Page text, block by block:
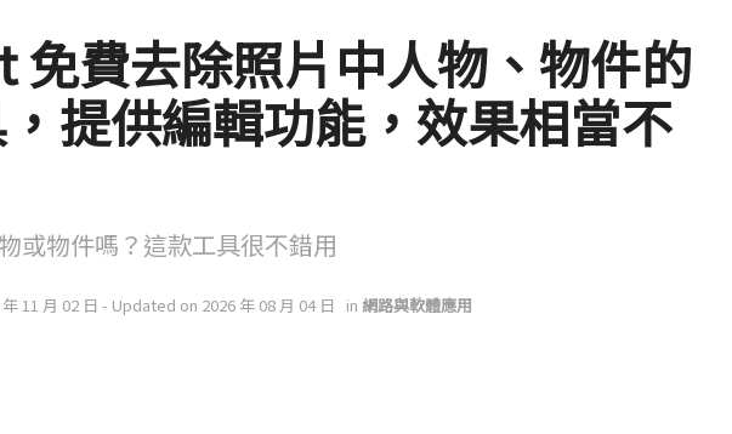
免費去除照片中人物、物件的
提供編輯功能，效果相當不
或物件嗎？這款工具很不錯用
11 月 02 日 - Updated on 2026 年 08 月 04 日 in 網路與軟體應用